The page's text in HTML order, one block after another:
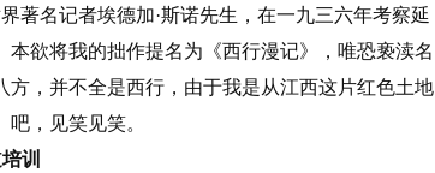
著名记者埃德加·斯诺先生，在一九三六年考察延
本欲将我的拙作提名为《西行漫记》，唯恐亵渎名
，并不全是西行，由于我是从江西这片红色土地
，见笑见笑。
训